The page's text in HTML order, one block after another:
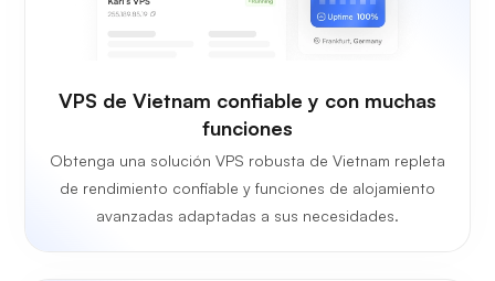
VPS de Vietnam confiable y con muchas
funciones
Obtenga una solución VPS robusta de Vietnam repleta
de rendimiento confiable y funciones de alojamiento
avanzadas adaptadas a sus necesidades.